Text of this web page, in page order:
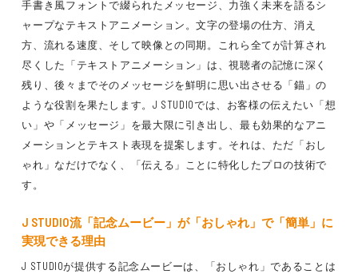
手書き風フォントで綴られたメッセージ、力強く未来を語るシ
ャープなテキストアニメーション。文字の登場の仕方、消え
方、流れる速度、そして映像との同期。これら全てが計算され
尽くした「テキストアニメーション」は、視聴者の記憶に深く
残り、後々までそのメッセージを鮮明に思い出させる「錨」の
ような役割を果たします。J STUDIOでは、お客様の伝えたい「想
い」や「メッセージ」を最大限に引き出し、最も効果的なアニ
メーションとテキスト表現を提案します。それは、ただ「おし
ゃれ」なだけでなく、「伝える」ことに特化したプロの技術で
す。
J STUDIO流「記念ムービー」が「おしゃれ」で「簡単」に
実現できる理由
J STUDIOが提供する記念ムービーは、「おしゃれ」であることは